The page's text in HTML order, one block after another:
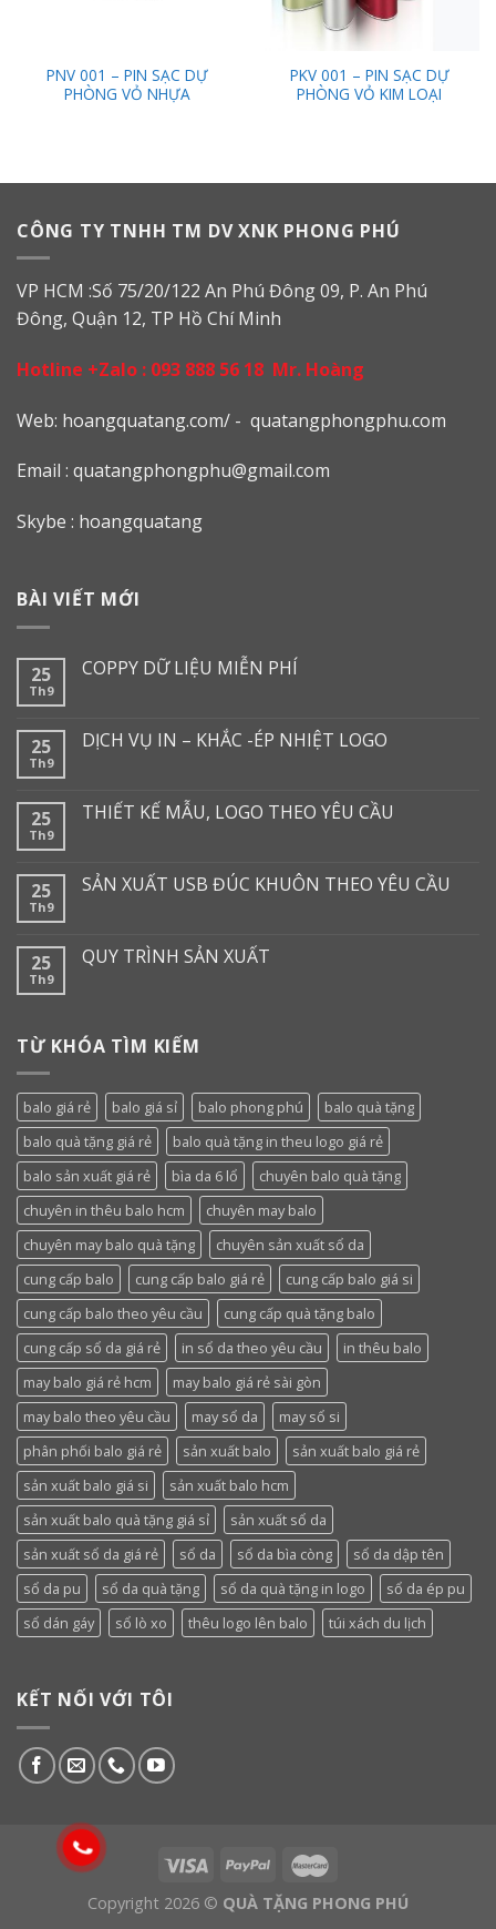
PNV 001 – PIN SẠC DỰ
PHÒNG VỎ NHỰA
PKV 001 – PIN SẠC DỰ
PHÒNG VỎ KIM LOẠI
CÔNG TY TNHH TM DV XNK PHONG PHÚ
VP HCM :Số 75/20/122 An Phú Đông 09, P. An Phú
Đông, Quận 12, TP Hồ Chí Minh
Hotline +Zalo : 093 888 56 18 Mr. Hoàng
Web: hoangquatang.com/ - quatangphongphu.com
Email : quatangphongphu@gmail.com
Skybe : hoangquatang
BÀI VIẾT MỚI
25
Th9
COPPY DỮ LIỆU MIỄN PHÍ
25
Th9
DỊCH VỤ IN – KHẮC -ÉP NHIỆT LOGO
25
Th9
THIẾT KẾ MẪU, LOGO THEO YÊU CẦU
25
Th9
SẢN XUẤT USB ĐÚC KHUÔN THEO YÊU CẦU
25
Th9
QUY TRÌNH SẢN XUẤT
TỪ KHÓA TÌM KIẾM
balo giá rẻ balo giá sỉ balo phong phú
balo quà tặng
balo quà tặng giá rẻ
balo quà tặng in theu logo giá rẻ
balo sản xuất giá rẻ
bìa da 6 lổ
chuyên balo quà tặng
chuyên in thêu balo hcm
chuyên may balo
chuyên may balo quà tặng
chuyên sản xuất sổ da
cung cấp balo
cung cấp balo giá rẻ
cung cấp balo giá si
cung cấp balo theo yêu cầu
cung cấp quà tặng balo
cung cấp sổ da giá rẻ
in sổ da theo yêu cầu
in thêu balo
may balo giá rẻ hcm
may balo giá rẻ sài gòn
may balo theo yêu cầu
may sổ da
may sổ si
phân phối balo giá rẻ
sản xuất balo
sản xuất balo giá rẻ
sản xuất balo giá si
sản xuất balo hcm
sản xuất balo quà tặng giá sỉ
sản xuất sổ da
sản xuất sổ da giá rẻ
sổ da sổ da bìa còng
sổ da dập tên
sổ da pu
sổ da quà tặng sổ da quà tặng in logo
sổ da ép pu
sổ dán gáy
sổ lò xo thêu logo lên balo túi xách du lịch
KẾT NỐI VỚI TÔI
Copyright 2026 © QUÀ TẶNG PHONG PHÚ